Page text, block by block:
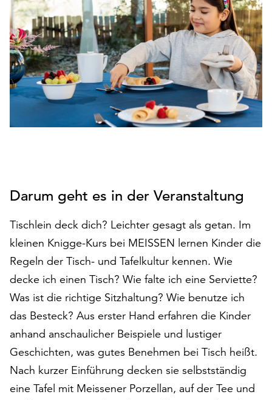
den
Betrieb
der
Seite
notwendig
sind
(funktionale
Cookies),
anonymen
Statistikzwecken
genutzt
werden.
Klicken
Sie
auf
„Alle
akzeptieren“,
um
alle
Cookies
zu
akzeptieren.
Sie
Darum geht es in der Veranstaltung
Tischlein deck dich? Leichter gesagt als getan. Im
kleinen Knigge-Kurs bei MEISSEN lernen Kinder die
Regeln der Tisch- und Tafelkultur kennen. Wie
decke ich einen Tisch? Wie falte ich eine Serviette?
Was ist die richtige Sitzhaltung? Wie benutze ich
das Besteck? Aus erster Hand erfahren die Kinder
anhand anschaulicher Beispiele und lustiger
Geschichten, was gutes Benehmen bei Tisch heißt.
Nach kurzer Einführung decken sie selbstständig
eine Tafel mit Meissener Porzellan, auf der Tee und